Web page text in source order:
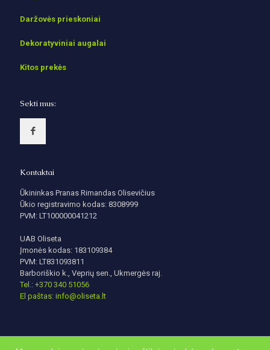
Daržovės prieskoniai
Dekoratyviniai augalai
Kitos prekės
Sekti mus:
Kontaktai
Ūkininkas Pranas Rimandas Olisevičius
Ūkio registravimo kodas: 8308999
PVM: LT100000041212
UAB Oliseta
Įmonės kodas: 183109384
PVM: LT831093811
Barboriškio k., Veprių sen., Ukmergės raj.
Tel.: +370 340 51056
El paštas: info@oliseta.lt